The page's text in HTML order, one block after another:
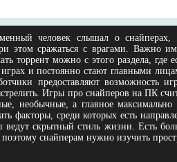
человек слышал о снайперах,
этом сражаться с врагами. Важно
торрент можно с этого раздела,
и постоянно стают главными
предоставляют возможность
Игры про снайперов на ПК
необычные, а главное
факторы, среди которых есть
ведут скрытный стиль жизни. Есть
снайперам нужно изучить